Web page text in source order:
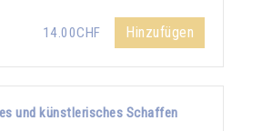
14.00CHF Hinzufügen
und künstlerisches Schaffen